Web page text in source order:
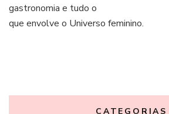
gastronomia e tudo o
que envolve o Universo feminino.
CATEGORIAS